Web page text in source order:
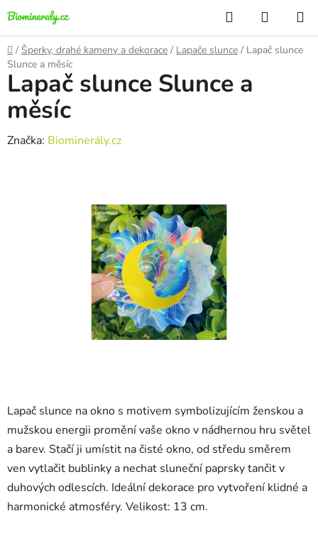
Přejít
na
obsah
Hledat
KOŠÍK
Domů
/ Šperky, drahé kameny a dekorace / Lapače slunce / Lapač slunce
Slunce a měsíc
Lapač slunce na okno s motivem symbolizujícím ženskou a
mužskou energii promění vaše okno v nádhernou hru světel
a barev. Stačí ji umístit na čisté okno, od středu směrem
ven vytlačit bublinky a nechat sluneční paprsky tančit v
duhových odlescích. Ideální dekorace pro vytvoření klidné a
harmonické atmosféry. Velikost: 13 cm.
Lapač slunce Slunce a
měsíc
Značka: Biominerály.cz